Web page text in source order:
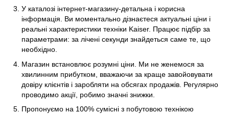
У каталозі інтернет-магазину-детальна і корисна
інформація. Ви моментально дізнаєтеся актуальні ціни і
реальні характеристики техніки Kaiser. Працює підбір за
параметрами: за лічені секунди знайдеться саме те, що
необхідно.
Магазин встановлює розумні ціни. Ми не женемося за
хвилинним прибутком, вважаючи за краще завойовувати
довіру клієнтів і заробляти на обсягах продажів. Регулярно
проводимо акції, робимо значні знижки.
Пропонуємо на 100% сумісні з побутовою технікою